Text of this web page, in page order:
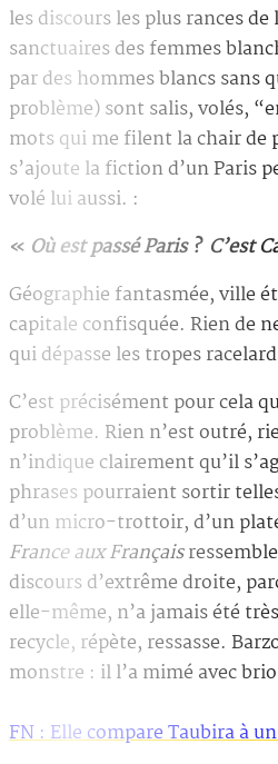
les discours les plus rances de
sanctuaires des femmes
par des hommes blancs sans
problème) sont salis, volés,
mots qui me filent la chair de
s’ajoute la fiction d’un Paris
volé lui aussi. :
« Où est passé Paris ? C’est
Géographie fantasmée, ville
capitale confisquée. Rien de
qui dépasse les tropes
C’est précisément pour cela
problème. Rien n’est outré,
n’indique clairement qu’il
phrases pourraient sortir
d’un micro-trottoir, d’un
France aux Français
discours d’extrême droite,
elle-même, n’a jamais été
recycle, répète, ressasse.
monstre : il l’a mimé avec
FN : Elle compare Taubira à